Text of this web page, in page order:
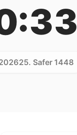
25. Safer 1448